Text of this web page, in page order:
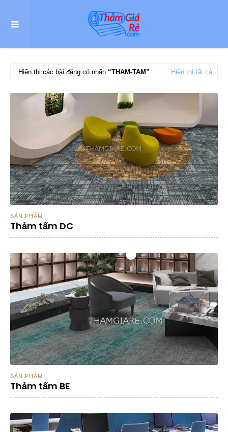
Hiển thị các bài đăng có nhãn THAM-TAM Hiển thị tất cả
SẢN PHẨM
Thảm tấm DC
SẢN PHẨM
Thảm tấm BE